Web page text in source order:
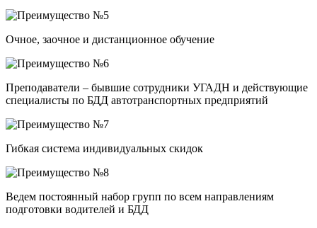
Очное, заочное и дистанционное обучение
Преподаватели – бывшие сотрудники УГАДН и действующие
специалисты по БДД автотранспортных предприятий
Гибкая система индивидуальных скидок
Ведем постоянный набор групп по всем направлениям
подготовки водителей и БДД